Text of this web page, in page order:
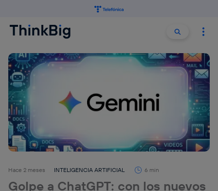
Buscar
Hace 2 meses INTELIGENCIA ARTIFICIAL 6 min
Golpe a ChatGPT: con los nuevos